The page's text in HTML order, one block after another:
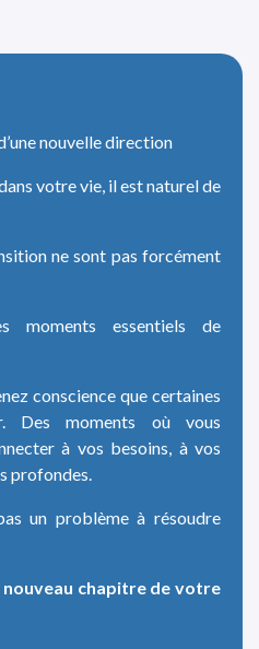
nouvelle direction
votre vie, il est naturel de
ne sont pas forcément
moments essentiels de
conscience que certaines
Des moments où vous
à vos besoins, à vos
profondes.
un problème à résoudre
nouveau chapitre de votre